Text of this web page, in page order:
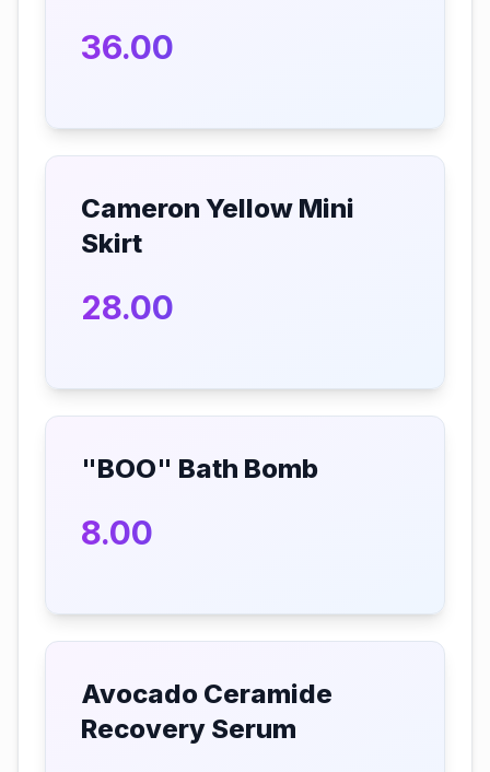
36.00
Cameron Yellow Mini
Skirt
28.00
"BOO" Bath Bomb
8.00
Avocado Ceramide
Recovery Serum